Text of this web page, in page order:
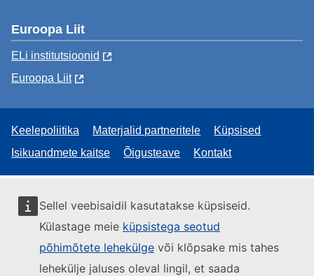
Sellel veebisaidil kasutatakse küpsiseid.
Külastage meie küpsistega seotud
põhimõtete lehekülge või klõpsake mis tahes
lehekülje jaluses oleval lingil, et saada
Euroopa Liit
ELi institutsioonid
Euroopa Liit
Keelepoliitika Materjalid partneritele
Küpsised
Isikuandmete kaitse
Õigusteave Kontakt